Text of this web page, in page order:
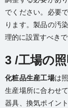
でください。必要
ります。製品の汚
理的に設置すべきで
3 /工場の
化粧品生産工場は
生産場所に合わせ
器具、換気ポイン